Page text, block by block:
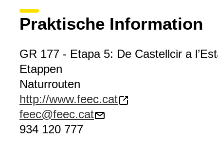
Praktische Information
GR 177 - Etapa 5: De Castellcir a
Etappen
Naturrouten
http://www.feec.cat
feec@feec.cat
934 120 777